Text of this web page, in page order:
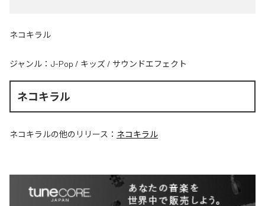
ネコキラル
ジャンル： J-Pop / キッズ / サウンドエフェクト
ネコキラル
ネコキラルの他のリリース： ネコキラル